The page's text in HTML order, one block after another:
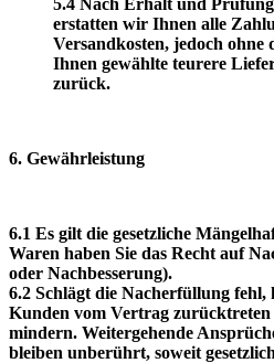
erstatten wir Ihnen alle
Versandkosten, jedoch ohne
Ihnen gewählte teurere
zurück.
6. Gewährleistung
6.1 Es gilt die gesetzliche
Waren haben Sie das Recht auf
oder Nachbesserung).
6.2 Schlägt die Nacherfüllung fehl,
Kunden vom Vertrag
mindern. Weitergehende
bleiben unberührt, soweit